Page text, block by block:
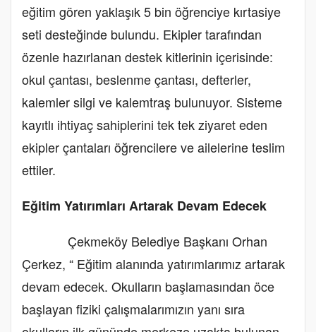
eğitim gören yaklaşık 5 bin öğrenciye kırtasiye
seti desteğinde bulundu. Ekipler tarafından
özenle hazırlanan destek kitlerinin içerisinde:
okul çantası, beslenme çantası, defterler,
kalemler silgi ve kalemtraş bulunuyor. Sisteme
kayıtlı ihtiyaç sahiplerini tek tek ziyaret eden
ekipler çantaları öğrencilere ve ailelerine teslim
ettiler.
Eğitim Yatırımları Artarak Devam Edecek
Çekmeköy Belediye Başkanı Orhan
Çerkez, “ Eğitim alanında yatırımlarımız artarak
devam edecek. Okulların başlamasından öce
başlayan fiziki çalışmalarımızın yanı sıra